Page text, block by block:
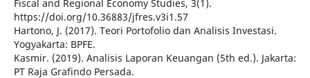
Fiscal and Regional Economy Studies, 3(1).
https://doi.org/10.36883/jfres.v3i1.57
Hartono, J. (2017). Teori Portofolio dan Analisis Investasi.
Yogyakarta: BPFE.
Kasmir. (2019). Analisis Laporan Keuangan (5th ed.). Jakarta:
PT Raja Grafindo Persada.